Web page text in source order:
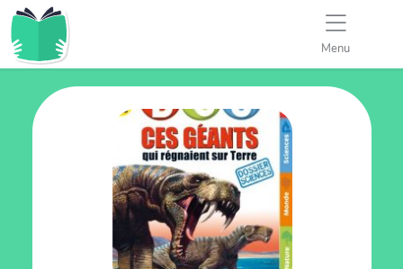
Menu